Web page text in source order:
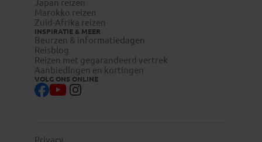
Japan reizen
Marokko reizen
Zuid-Afrika reizen
INSPIRATIE & MEER
Beurzen & informatiedagen
Reisblog
Reizen met gegarandeerd vertrek
Aanbiedingen en kortingen
VOLG ONS ONLINE
Privacy